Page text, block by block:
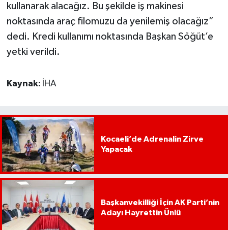
kullanarak alacağız. Bu şekilde iş makinesi
noktasında araç filomuzu da yenilemiş olacağız”
dedi. Kredi kullanımı noktasında Başkan Söğüt’e
yetki verildi.
Kaynak: İHA
Kocaeli’de Adrenalin Zirve
Yapacak
Başkanvekilliği İçin AK Parti’nin
Adayı Hayrettin Ünlü